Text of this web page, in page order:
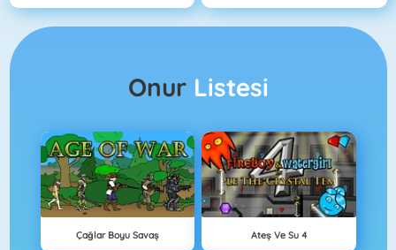
Onur Listesi
Çağlar Boyu Savaş Ateş Ve Su 4